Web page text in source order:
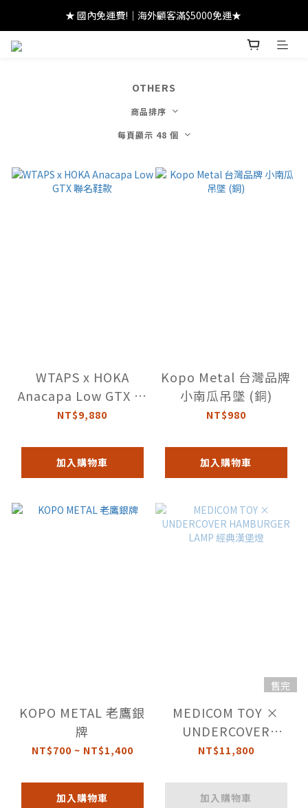
★ 註冊領 $300｜生日領 $300｜滿 $2000 折 $100 ★
★ 國內免運費!｜海外顧客滿$5000免運★
★ 註冊領 $300｜生日領 $300｜滿 $2000 折 $100 ★
OTHERS
商品排序
每頁顯示 48 個
WTAPS x HOKA
Anacapa Low GTX 聯
名鞋款
NT$9,880
加入購物車
Kopo Metal 台灣品牌
小南瓜吊墜 (銅)
NT$980
加入購物車
KOPO METAL 老鷹銀
牌
NT$700 ~ NT$1,400
加入購物車
售完
MEDICOM TOY ×
UNDERCOVER
HAMBURGER LAMP
NT$11,800
加入購物車